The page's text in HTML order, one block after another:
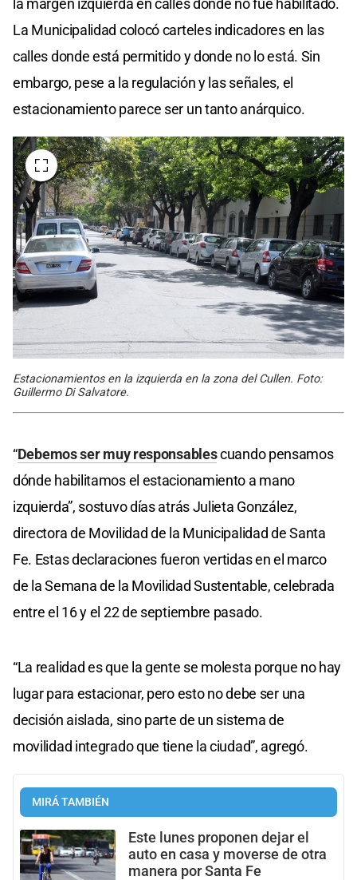
la margen izquierda en calles donde no fue habilitado.
La Municipalidad colocó carteles indicadores en las
calles donde está permitido y donde no lo está. Sin
embargo, pese a la regulación y las señales, el
estacionamiento parece ser un tanto anárquico.
Estacionamientos en la izquierda en la zona del Cullen. Foto:
Guillermo Di Salvatore.
“Debemos ser muy responsablescuando pensamos
dónde habilitamos el estacionamiento a mano
izquierda”, sostuvo días atrás Julieta González,
directora de Movilidad de la Municipalidad de Santa
Fe. Estas declaraciones fueron vertidas en el marco
de la Semana de la Movilidad Sustentable, celebrada
entre el 16 y el 22 de septiembre pasado.
“La realidad es que la gente se molesta porque no hay
lugar para estacionar, pero esto no debe ser una
decisión aislada, sino parte de un sistema de
movilidad integrado que tiene la ciudad”, agregó.
MIRÁ TAMBIÉN
Este lunes proponen dejar el
auto en casa y moverse de otra
manera por Santa Fe